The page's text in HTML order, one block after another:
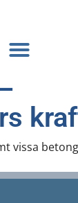
vissa